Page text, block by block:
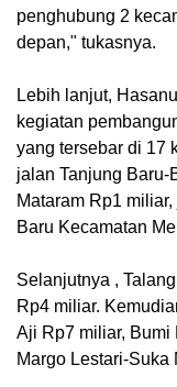
penghubung 2
depan," tukasnya.
Lebih lanjut,
kegiatan
yang tersebar di 17
jalan Tanjung Baru-
Mataram Rp1
Baru Kecamatan
Selanjutnya ,
Rp4 miliar.
Aji Rp7 miliar, Bumi
Margo Lestari-Suka